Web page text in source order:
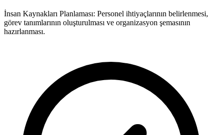
İnsan Kaynakları Planlaması: Personel ihtiyaçlarının belirlenmesi,
görev tanımlarının oluşturulması ve organizasyon şemasının
hazırlanması.